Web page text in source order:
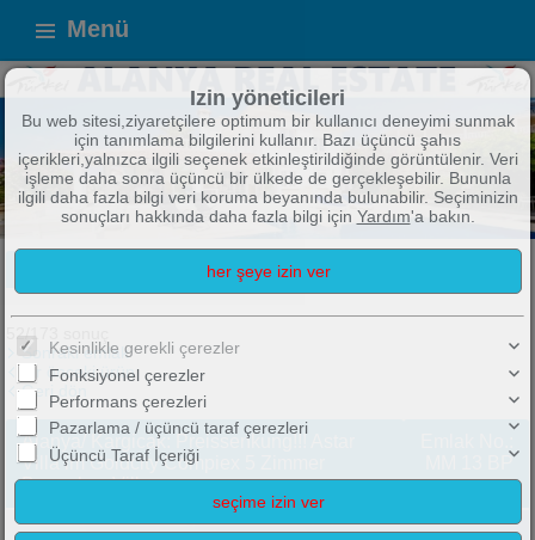
Menü
ALANYA IMMOBILIEN TOP ANGEBOTE !
52/173 sonuç
Sonraki emlak
Bir önceki ürün
Geri dön
Alanya/ Kargicak: Preissenkung!!! Astar
Villa im Goldcity Compiex 5 Zimmer
Bungalow Villa
MM 13 BP
Izin yöneticileri
Bu web sitesi,ziyaretçilere optimum bir kullanıcı deneyimi sunmak
için tanımlama bilgilerini kullanır. Bazı üçüncü şahıs
içerikleri,yalnızca ilgili seçenek etkinleştirildiğinde görüntülenir. Veri
işleme daha sonra üçüncü bir ülkede de gerçekleşebilir. Bununla
ilgili daha fazla bilgi veri koruma beyanında bulunabilir. Seçiminizin
sonuçları hakkında daha fazla bilgi için Yardım'a bakın.
Kesinlikle gerekli çerezler
Fonksiyonel çerezler
Performans çerezleri
Pazarlama / üçüncü taraf çerezleri
Üçüncü Taraf İçeriği